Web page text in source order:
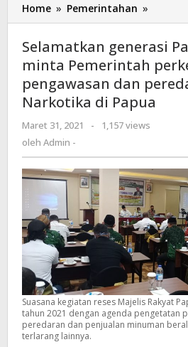
Home » Pemerintahan »
Papua,
MRP
minta
perketat
Miras
dan
di
Papua
Selamatkan generasi
minta Pemerintah
pengawasan dan
Narkotika di Papua
Maret 31, 2021
oleh
-
1,157 views
oleh Admin -
Suasana kegiatan reses Majelis Rakyat
tahun 2021 dengan agenda pengetatan
peredaran dan penjualan minuman
terlarang lainnya.